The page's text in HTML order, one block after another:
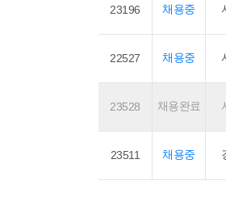
23196 채용중
22527 채용중
23528 채용완료
23511 채용중